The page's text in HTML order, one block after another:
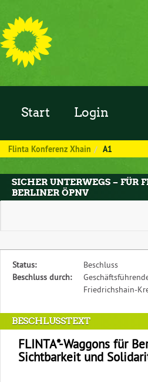
Zum Inhalt der Seite
Start Login
Flinta Konferenz Xhain A1
SICHER UNTERWEGS – FÜR
BERLINER ÖPNV
Diese
Tabelle
Status,
die
Antragstellerin
und
verschiedene
Status:
Beschluss
Beschluss durch:
Friedrichshain-
BESCHLUSSTEXT
FLINTA*-Waggons für
Sichtbarkeit und